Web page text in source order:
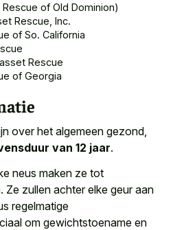
Rescue of Old Dominion)
Rescue, Inc.
of So. California
Rescue
of Georgia
over het algemeen gezond,
van 12 jaar.
neus maken ze tot
zullen achter elke geur aan
regelmatige
om gewichtstoename en